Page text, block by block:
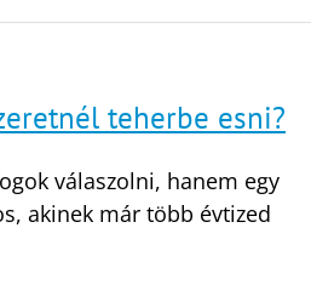
teherbe esni?
válaszolni, hanem egy
akinek már több évtized